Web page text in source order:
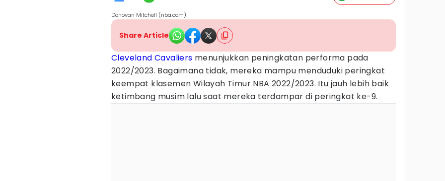
Donovan Mitchell (nba.com)
Share Article
Cleveland Cavaliers menunjukkan peningkatan performa pada
2022/2023. Bagaimana tidak, mereka mampu menduduki peringkat
keempat klasemen Wilayah Timur NBA 2022/2023. Itu jauh lebih baik
ketimbang musim lalu saat mereka terdampar di peringkat ke-9.